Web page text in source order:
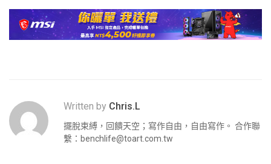
Written by Chris.L
擺脫束縛，回饋天空；寫作自由，自由寫作。 合作聯
繫： benchlife@toart.com.tw